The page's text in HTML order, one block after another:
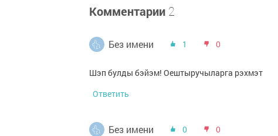
Комментарии 2
Без имени 1 0
Шэп булды бэйэм! Оештыручыларга рэхмэт
Ответить
Без имени 0 0